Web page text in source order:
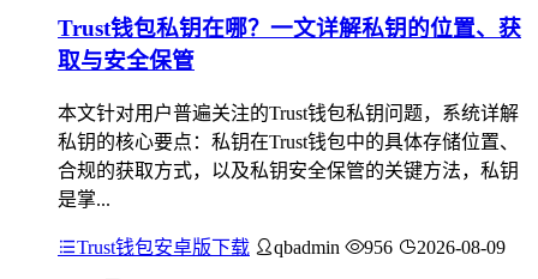
Trust钱包私钥在哪？一文详解私钥的位置、获
取与安全保管
本文针对用户普遍关注的Trust钱包私钥问题，系统详解
私钥的核心要点：私钥在Trust钱包中的具体存储位置、
合规的获取方式，以及私钥安全保管的关键方法，私钥
是掌...
Trust钱包安卓版下载 qbadmin 956 2026-08-09